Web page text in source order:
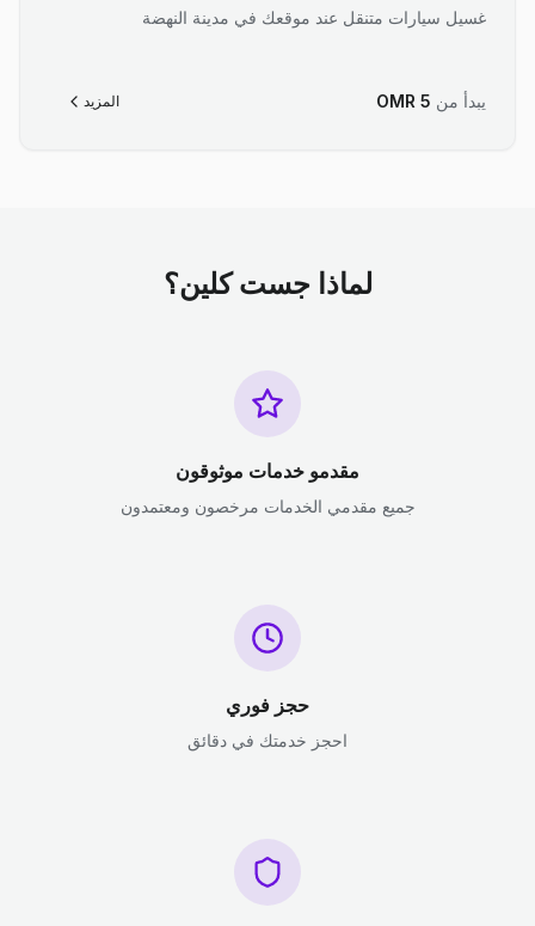
غسيل سيارات متنقل عند موقعك في مدينة النهضة
يبدأ من OMR 5 المزيد
لماذا جست كلين؟
مقدمو خدمات موثوقون
جميع مقدمي الخدمات مرخصون ومعتمدون
حجز فوري
احجز خدمتك في دقائق